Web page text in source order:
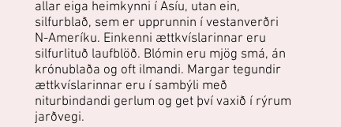
allar eiga heimkynni í Asíu, utan ein,
silfurblað, sem er upprunnin í vestanverðri
N-Ameríku. Einkenni ættkvíslarinnar eru
silfurlituð laufblöð. Blómin eru mjög smá, án
krónublaða og oft ilmandi. Margar tegundir
ættkvíslarinnar eru í sambýli með
niturbindandi gerlum og get því vaxið í rýrum
jarðvegi.